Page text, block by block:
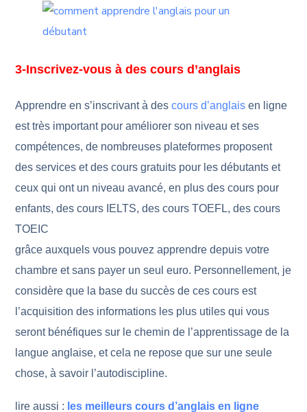
3-Inscrivez-vous à des cours d’anglais
Apprendre en s’inscrivant à descours d’anglais en ligne
est très important pour améliorer son niveau et ses
compétences, de nombreuses plateformes proposent
des services et des cours gratuits pour les débutants et
ceux qui ont un niveau avancé, en plus des cours pour
enfants, des cours IELTS, des cours TOEFL, des cours
TOEIC
grâce auxquels vous pouvez apprendre depuis votre
chambre et sans payer un seul euro. Personnellement, je
considère que la base du succès de ces cours est
l’acquisition des informations les plus utiles qui vous
seront bénéfiques sur le chemin de l’apprentissage de la
langue anglaise, et cela ne repose que sur une seule
chose, à savoir l’autodiscipline.
lire aussi : les meilleurs cours d’anglais en ligne